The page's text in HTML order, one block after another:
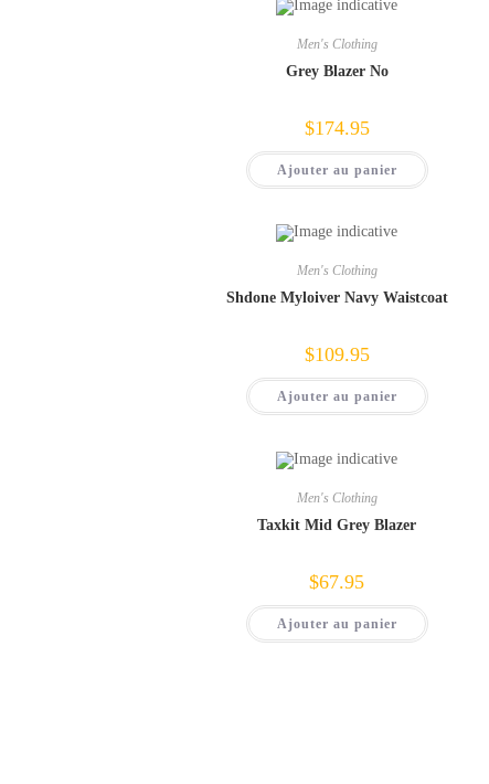
Men's Clothing
Grey Blazer No
$174.95
Ajouter au panier
Men's Clothing
Shdone Myloiver Navy Waistcoat
$109.95
Ajouter au panier
Men's Clothing
Taxkit Mid Grey Blazer
$67.95
Ajouter au panier